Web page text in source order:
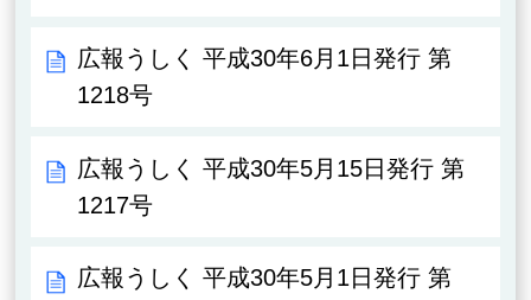
広報うしく 平成30年6月1日発行 第
1218号
広報うしく 平成30年5月15日発行 第
1217号
広報うしく 平成30年5月1日発行 第